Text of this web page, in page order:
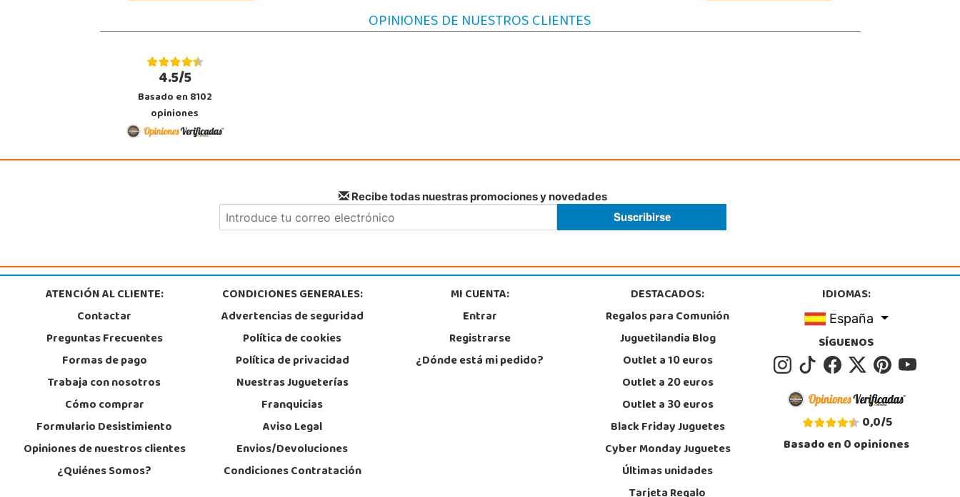
OPINIONES DE NUESTROS CLIENTES
4.5/5
Basado en 8102
opiniones
Recibe todas nuestras promociones y novedades
ATENCIÓN AL CLIENTE:
Contactar
Preguntas Frecuentes
Formas de pago
Trabaja con nosotros
Cómo comprar
Formulario Desistimiento
Opiniones de nuestros clientes
¿Quiénes Somos?
CONDICIONES GENERALES:
Advertencias de seguridad
Política de cookies
Política de privacidad
Nuestras Jugueterías
Franquicias
Aviso Legal
Envios/Devoluciones
Condiciones Contratación
MI CUENTA:
Entrar
Registrarse
¿Dónde está mi pedido?
DESTACADOS:
Regalos para Comunión
Juguetilandia Blog
Outlet a 10 euros
Outlet a 20 euros
Outlet a 30 euros
Black Friday Juguetes
Cyber Monday Juguetes
Últimas unidades
IDIOMAS:
España
SÍGUENOS
0,0/5
Basado en0opiniones